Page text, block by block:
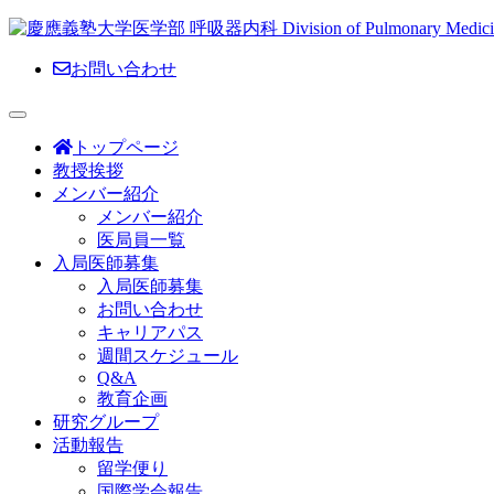
お問い合わせ
トップページ
教授挨拶
メンバー紹介
メンバー紹介
医局員一覧
入局医師募集
入局医師募集
お問い合わせ
キャリアパス
週間スケジュール
Q&A
教育企画
研究グループ
活動報告
留学便り